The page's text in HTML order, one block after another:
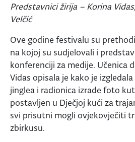
Predstavnici žirija – Korina
Velčić
Ove godine festivalu su
na kojoj su sudjelovali i
konferenciji za medije. Učenica
Vidas opisala je kako je
jinglea i radionica izrade foto
postavljen u Dječjoj kući za
svi prisutni mogli ovjekovječiti
zbirkusu.